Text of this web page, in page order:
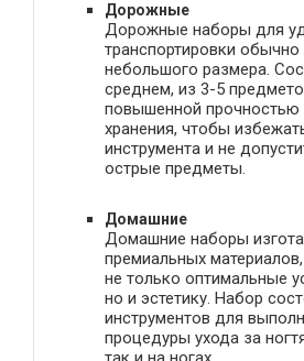
Дорожные
Дорожные наборы для
транспортировки
небольшого размера.
среднем, из 3-5
повышенной
хранения, чтобы
инструмента и не
острые предметы.
Домашние
Домашние наборы
премиальных
не только оптимальные
но и эстетику. Набор
инструментов для
процедуры ухода за